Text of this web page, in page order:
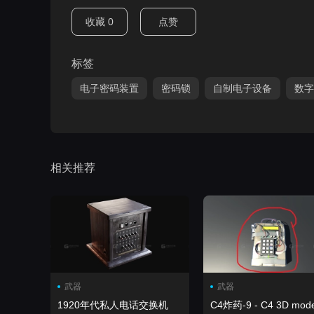
收藏 0 点赞
标签
电子密码装置 密码锁 自制电子设备 数
相关推荐
武器
1920年代私人电话交换机
武器
C4炸药-9 - C4 3D